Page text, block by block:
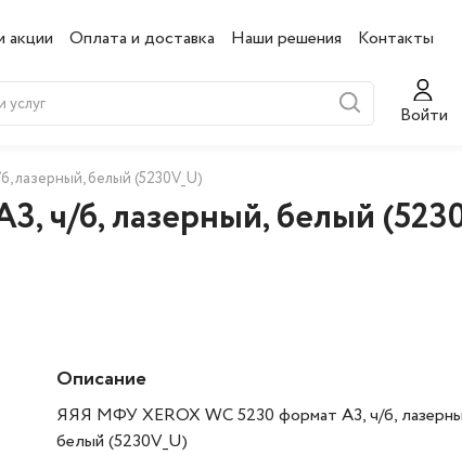
акции Оплата и доставка Наши решения Контакты
Войти
лазерный, белый (5230V_U)
ч/б, лазерный, белый
Описание
ЯЯЯ МФУ XEROX WC 5230 формат А3, ч/б,
белый (5230V_U)